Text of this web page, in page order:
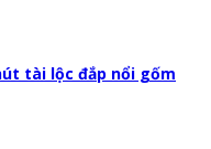
tài lộc đắp nổi gốm